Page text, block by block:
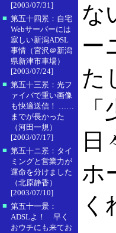
[2003/07/31]
■ 第五十四景：自宅
Webサーバーには
寂しい新潟ADSL
事情（宮沢＠新潟
県新津市車場）
[2003/07/24]
■ 第五十三景：光フ
ァイバで重い画像
も快適送信！ ……
までが長かった
（河田一規）
[2003/07/17]
■ 第五十ニ景：タイ
ミングと営業力が
運命を分けました
（北原静香）
[2003/07/10]
■ 第五十一景：
ADSLよ！ 早く
おウチにも来てお
な
ー
た
日
ホ
く